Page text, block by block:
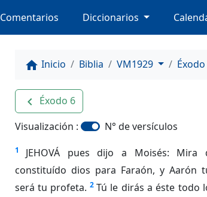
Comentarios Diccionarios
home Inicio Biblia VM1929 Éxodo
navigate_before Éxodo 6
Visualización : N° de versículos
1
JEHOVÁ pues dijo a Moisés:
constituído dios para Faraón, y Aarón
será tu profeta. 2 Tú le dirás a éste todo